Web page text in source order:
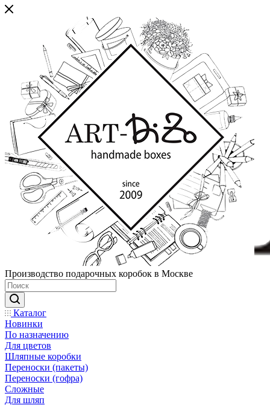
Производство подарочных коробок в Москве
Каталог
Новинки
По назначению
Для цветов
Шляпные коробки
Переноски (пакеты)
Переноски (гофра)
Сложные
Для шляп